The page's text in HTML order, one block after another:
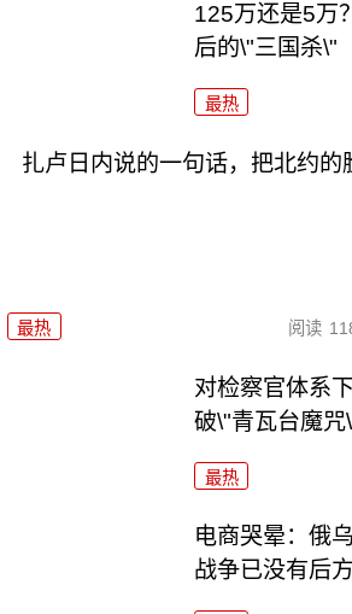
125万还是5万
后的\"三国杀\"
最热
扎卢日内说的一句话，把北约的
最热 阅读
对检察官体系
破\"青瓦台魔咒
最热
电商哭晕：俄
战争已没有后方